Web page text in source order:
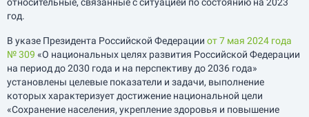
год.
В указе Президента Российской Федерации от 7 мая 2024 года
№ 309 «О национальных целях развития Российской Федерации
на период до 2030 года и на перспективу до 2036 года»
установлены целевые показатели и задачи, выполнение
которых характеризует достижение национальной цели
«Сохранение населения, укрепление здоровья и повышение